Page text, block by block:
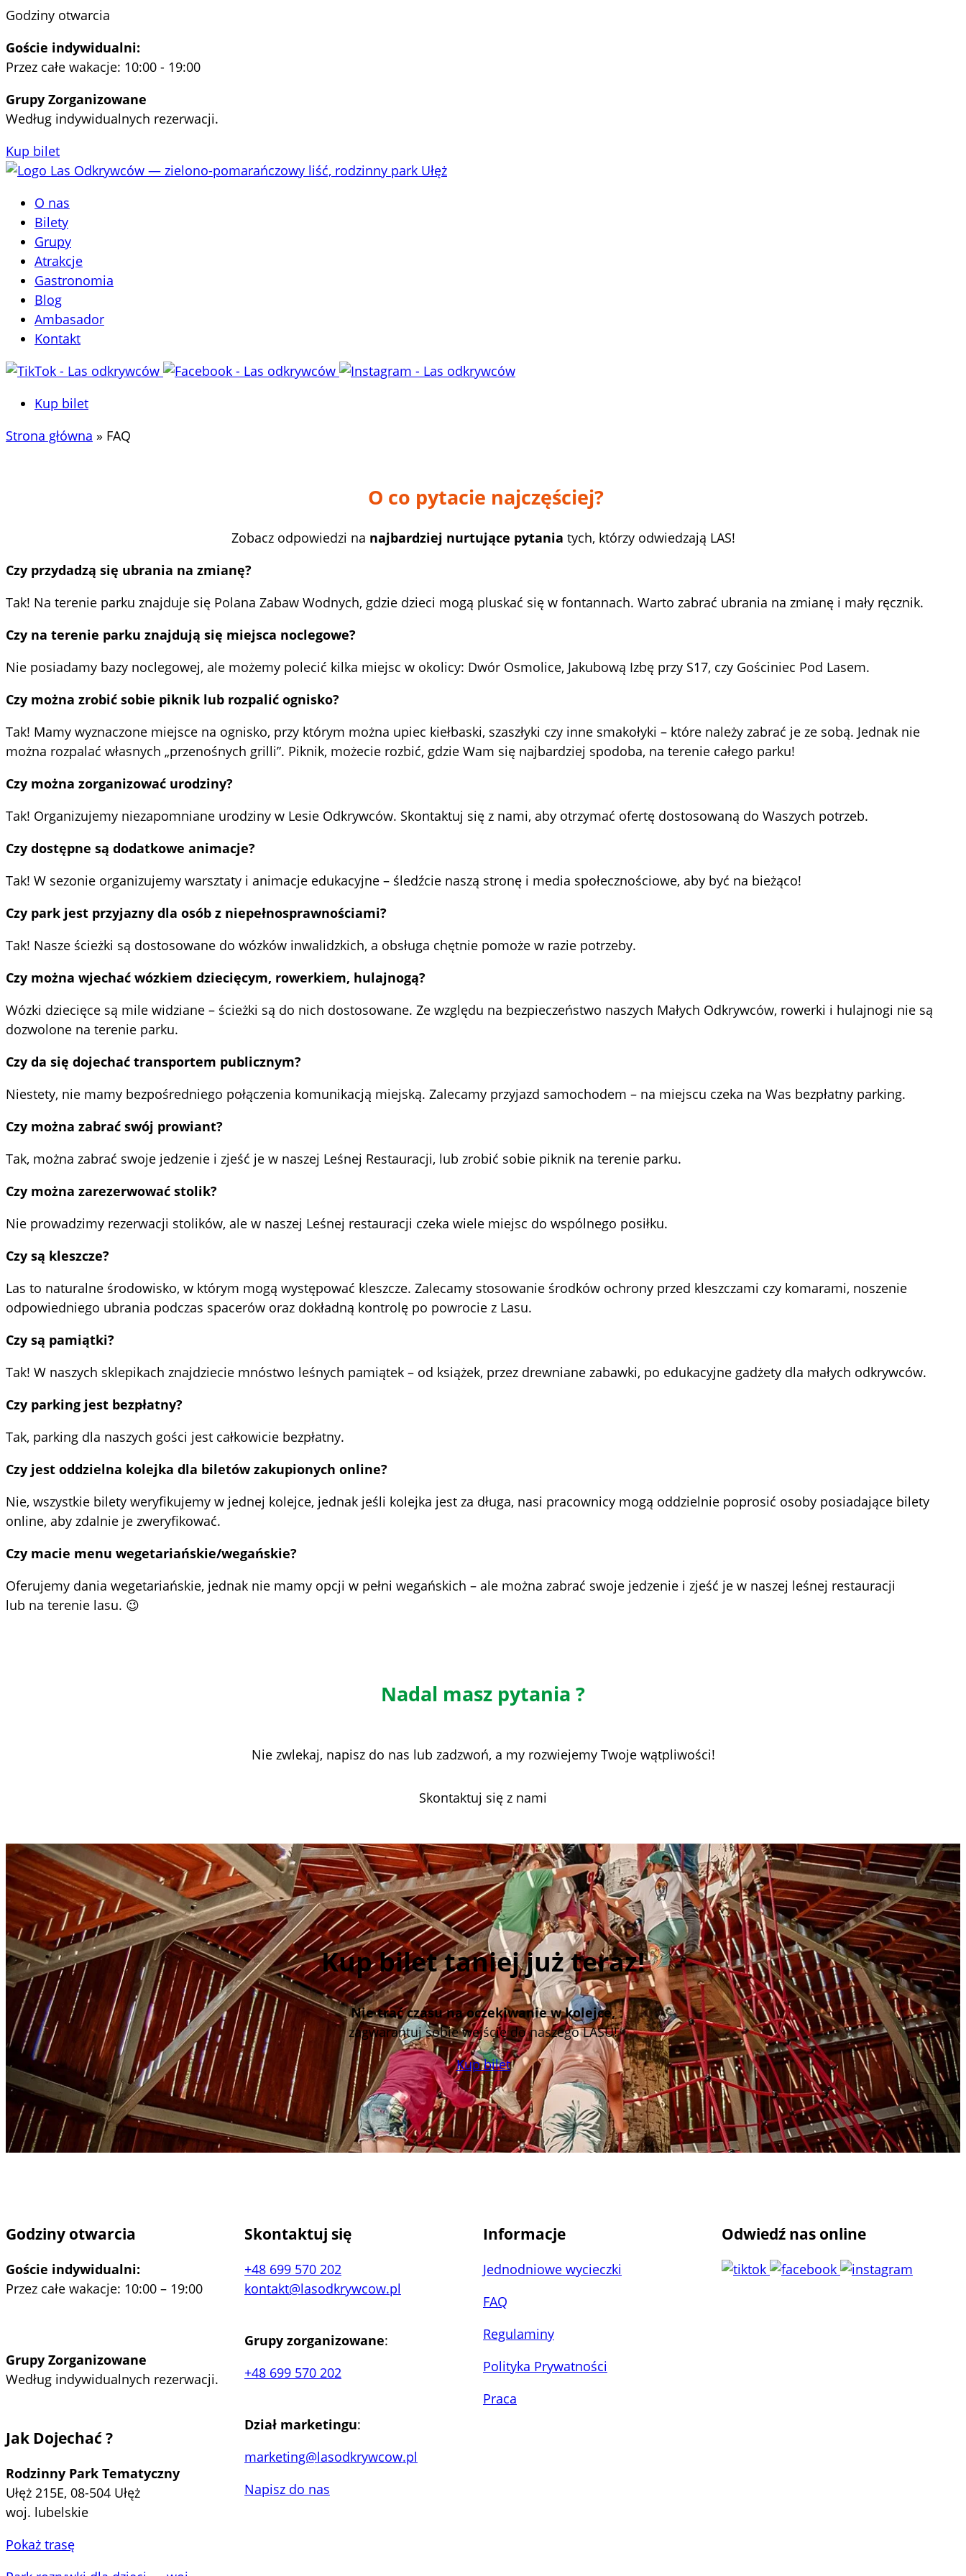
Przejdź
treści
Godziny otwarcia
Goście indywidualni:
Przez całe wakacje: 10:00 - 19:00
Grupy Zorganizowane
Według indywidualnych rezerwacji.
Kup bilet
O nas
Bilety
Grupy
Atrakcje
Gastronomia
Blog
Ambasador
Kontakt
Kup bilet
Strona główna » FAQ
O co pytacie najczęściej?
Zobacz odpowiedzi na najbardziej nurtujące pytania tych, którzy odwiedzają LAS!
Czy przydadzą się ubrania na zmianę?
Tak! Na terenie parku znajduje się Polana Zabaw Wodnych, gdzie dzieci mogą pluskać się w fontannach. Warto zabrać ubrania na zmianę i mały ręcznik.
Czy na terenie parku znajdują się miejsca noclegowe?
Nie posiadamy bazy noclegowej, ale możemy polecić kilka miejsc w okolicy: Dwór Osmolice, Jakubową Izbę przy S17, czy Gościniec Pod Lasem.
Czy można zrobić sobie piknik lub rozpalić ognisko?
Tak! Mamy wyznaczone miejsce na ognisko, przy którym można upiec kiełbaski, szaszłyki czy inne smakołyki – które należy zabrać je ze sobą. Jednak nie
można rozpalać własnych „przenośnych grilli”. Piknik, możecie rozbić, gdzie Wam się najbardziej spodoba, na terenie całego parku!
Czy można zorganizować urodziny?
Tak! Organizujemy niezapomniane urodziny w Lesie Odkrywców. Skontaktuj się z nami, aby otrzymać ofertę dostosowaną do Waszych potrzeb.
Czy dostępne są dodatkowe animacje?
Tak! W sezonie organizujemy warsztaty i animacje edukacyjne – śledźcie naszą stronę i media społecznościowe, aby być na bieżąco!
Czy park jest przyjazny dla osób z niepełnosprawnościami?
Tak! Nasze ścieżki są dostosowane do wózków inwalidzkich, a obsługa chętnie pomoże w razie potrzeby.
Czy można wjechać wózkiem dziecięcym, rowerkiem, hulajnogą?
Wózki dziecięce są mile widziane – ścieżki są do nich dostosowane. Ze względu na bezpieczeństwo naszych Małych Odkrywców, rowerki i hulajnogi nie są
dozwolone na terenie parku.
Czy da się dojechać transportem publicznym?
Niestety, nie mamy bezpośredniego połączenia komunikacją miejską. Zalecamy przyjazd samochodem – na miejscu czeka na Was bezpłatny parking.
Czy można zabrać swój prowiant?
Tak, można zabrać swoje jedzenie i zjeść je w naszej Leśnej Restauracji, lub zrobić sobie piknik na terenie parku.
Czy można zarezerwować stolik?
Nie prowadzimy rezerwacji stolików, ale w naszej Leśnej restauracji czeka wiele miejsc do wspólnego posiłku.
Czy są kleszcze?
Las to naturalne środowisko, w którym mogą występować kleszcze. Zalecamy stosowanie środków ochrony przed kleszczami czy komarami, noszenie
odpowiedniego ubrania podczas spacerów oraz dokładną kontrolę po powrocie z Lasu.
Czy są pamiątki?
Tak! W naszych sklepikach znajdziecie mnóstwo leśnych pamiątek – od książek, przez drewniane zabawki, po edukacyjne gadżety dla małych odkrywców.
Czy parking jest bezpłatny?
Tak, parking dla naszych gości jest całkowicie bezpłatny.
Czy jest oddzielna kolejka dla biletów zakupionych online?
Nie, wszystkie bilety weryfikujemy w jednej kolejce, jednak jeśli kolejka jest za długa, nasi pracownicy mogą oddzielnie poprosić osoby posiadające bilety
online, aby zdalnie je zweryfikować.
Czy macie menu wegetariańskie/wegańskie?
Oferujemy dania wegetariańskie, jednak nie mamy opcji w pełni wegańskich – ale można zabrać swoje jedzenie i zjeść je w naszej leśnej restauracji
lub na terenie lasu. 😉
Nadal masz pytania ?
Nie zwlekaj, napisz do nas lub zadzwoń, a my rozwiejemy Twoje wątpliwości!
Skontaktuj się z nami
Kup bilet taniej już teraz!
Nie trać czasu na oczekiwanie w kolejce,
zagwarantuj sobie wejście do naszego LASU!
Kup bilet
Godziny otwarcia
Goście indywidualni:
Przez całe wakacje: 10:00 – 19:00
Grupy Zorganizowane
Według indywidualnych rezerwacji.
Jak Dojechać ?
Rodzinny Park Tematyczny
Ułęż 215E, 08-504 Ułęż
woj. lubelskie
Pokaż trasę
Skontaktuj się
+48 699 570 202
kontakt@lasodkrywcow.pl
Grupy zorganizowane:
+48 699 570 202
Dział marketingu:
marketing@lasodkrywcow.pl
Napisz do nas
Informacje
Jednodniowe wycieczki
FAQ
Regulaminy
Polityka Prywatności
Praca
Odwiedź nas online